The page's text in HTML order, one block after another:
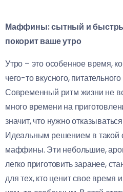
Маффины: сытный и
покорит ваше утро
Утро – это особенное время,
чего-то вкусного,
Современный ритм жизни не
много времени на
значит, что нужно
Идеальным решением в такой
маффины. Эти небольшие,
легко приготовить заранее,
для тех, кто ценит свое время